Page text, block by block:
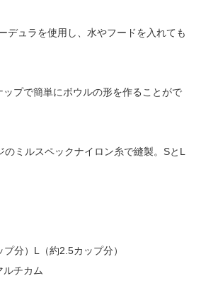
デュラを使用し、水やフードを入れても
ップで簡単にボウルの形を作ることがで
ミルスペックナイロン糸で縫製。 Sと L
プ分） L （約2.5カップ分）
ルチカム